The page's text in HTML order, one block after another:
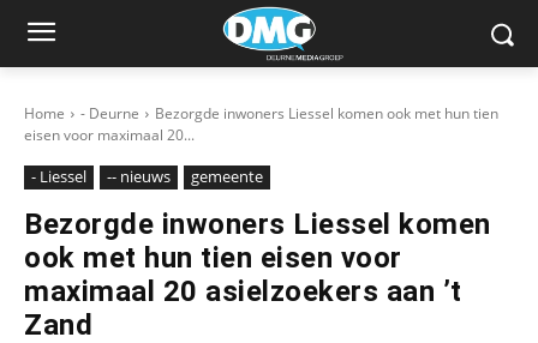
Home - Deurne
Bezorgde inwoners Liessel komen ook met hun tien
eisen voor maximaal 20...
- Liessel -- nieuws gemeente
Bezorgde inwoners Liessel komen
ook met hun tien eisen voor
maximaal 20 asielzoekers aan ’t
Zand